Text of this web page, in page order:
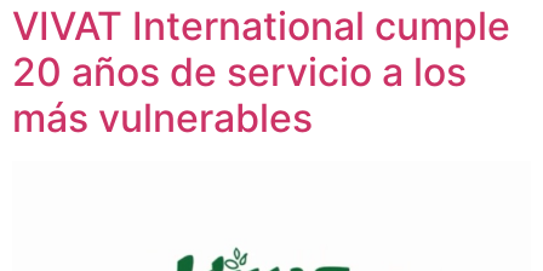
VIVAT International cumple
20 años de servicio a los
más vulnerables